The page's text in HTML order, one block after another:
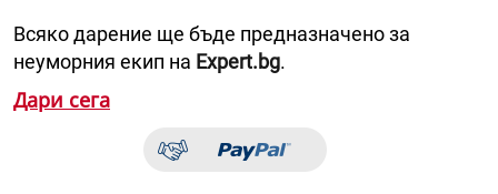
Всяко дарение ще бъде предназначено за
неуморния екип на Expert.bg.
Дари сега